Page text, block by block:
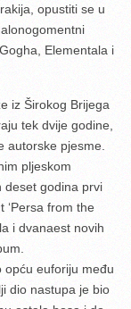
opustiti se u
Elementala i
iz Širokog Brijega
tek dvije godine,
autorske pjesme.
pljeskom
deset godina prvi
‘Persa from the
i dvanaest novih
opću euforiju među
dio nastupa je bio